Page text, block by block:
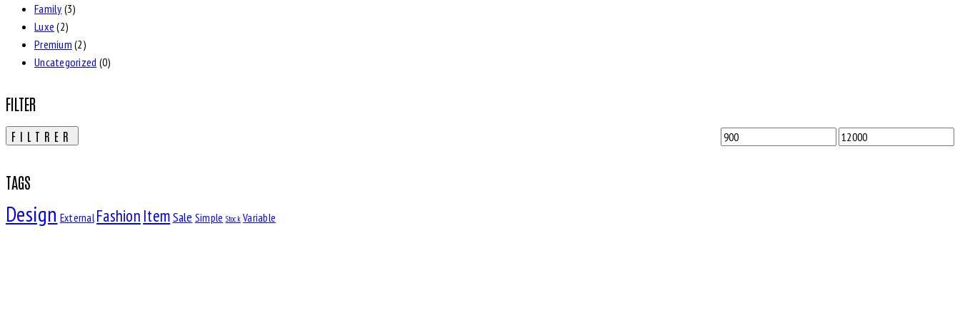
Family (3)
Luxe (2)
Premium (2)
Uncategorized (0)
FILTER
FILTRER
TAGS
Design External Fashion ItemSale Simple Stock Variable